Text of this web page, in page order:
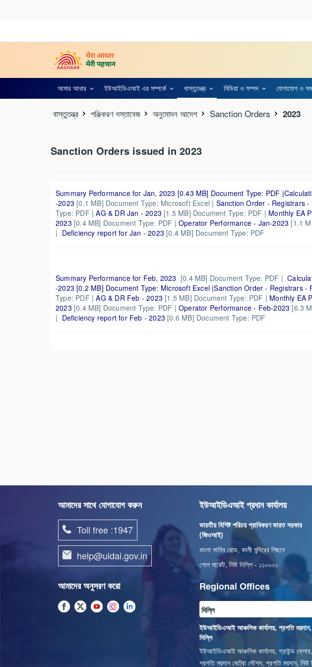
আমার আধার ইউআইডিএআই এর সম্পর্কে বাস্তুতন্ত্র মিডিয়া ও সম্পদ যোগাযোগ ও
বাস্তুতন্ত্র পঞ্জিকরণ দস্তাবেজ অনুমোদন আদেশ Sanction Orders 2023
Sanction Orders issued in 2023
Summary Performance for Jan, 2023 [0.43 MB] Document Type: PDF |
-2023 [0.1 MB] Document Type: Microsoft Excel | Sanction Order - Registrars -
Type: PDF | AG & DR Jan - 2023 [1.5 MB] Document Type: PDF | Monthly EA
2023 [0.4 MB] Document Type: PDF | Operator Performance - Jan-2023 [1.1
| Deficiency report for Jan - 2023 [0.4 MB] Document Type: PDF
Summary Performance for Feb, 2023 [0.4 MB] Document Type: PDF |
-2023 [0.2 MB] Document Type: Microsoft Excel |Sanction Order - Registrars -
Type: PDF | AG & DR Feb - 2023 [1.5 MB] Document Type: PDF | Monthly EA
2023 [0.4 MB] Document Type: PDF | Operator Performance - Feb-2023 [6.3
| Deficiency report for Feb - 2023 [0.6 MB] Document Type: PDF
আমাদের সাথে যোগাযোগ করুন
Toll free :1947
help@uidai.gov.in
আমাদের অনুসরণ করো
ইউআইডিএআই প্রধান কার্যালয়
ভারতীয় বিশিষ্ট পরিচয় প্রাধিকরণ ভারত সরকার
(জিওআই)
বাংলা সাহিব রোড, কালী মন্দিরের পিছনে
গোল মার্কেট, নিউ দিল্লি - ১১০০০১
Regional Offices
ইউআইডিএআই আঞ্চলিক কার্যালয়, প্রগতি
দিল্লি
ইউআইডিএআই আঞ্চলিক কার্যালয়, গ্রাউন্ড ফ্লোর,
প্রগতি ময়দান মেট্রো স্টেশন, প্রগতি ময়দান, নিউ